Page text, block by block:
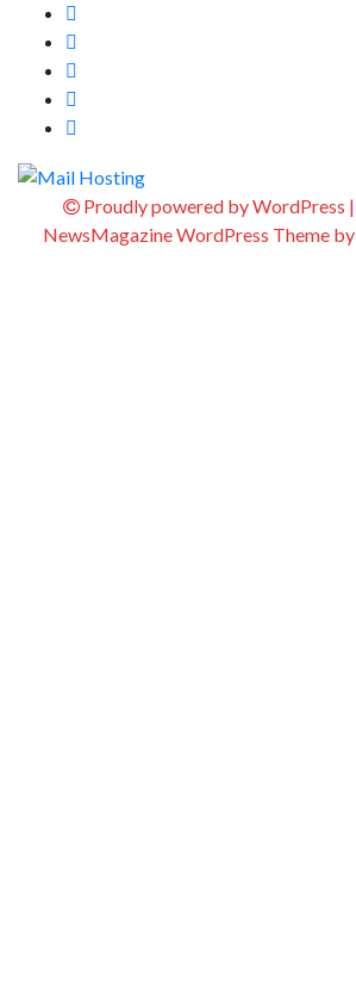
Proudly powered by WordPress |
NewsMagazine WordPress Themeby